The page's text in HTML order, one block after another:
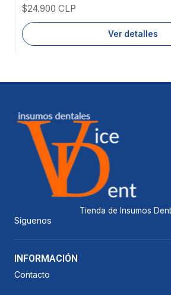
$24.900 CLP
Ver detalles
Tienda de Insumos
Síguenos
INFORMACIÓN
Contacto